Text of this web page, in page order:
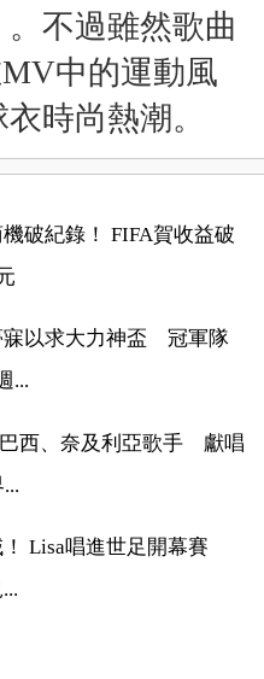
不過雖然歌曲
中的運動風
時尚熱潮。
破紀錄！ FIFA賀收益破
寐以求大力神盃 冠軍隊
...
西、奈及利亞歌手 獻唱
！ Lisa唱進世足開幕賽